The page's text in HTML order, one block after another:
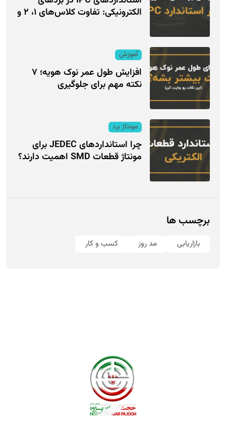
الکترونیکی: تفاوت کلاس‌های ۱، ۲ و
آموزش
افزایش طول عمر نوک هویه؛ ۷
نکته مهم برای جلوگیری
مونتاژ برد
چرا استانداردهای JEDEC برای
مونتاژ قطعات SMD اهمیت دارند؟
برچسب ها
بازاریابی مد روز کسب و کار